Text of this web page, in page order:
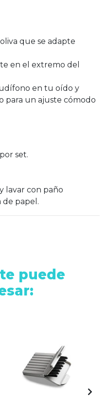
que se adapte
en el extremo del
en tu oído y
para un ajuste cómodo
set.
lavar con paño
de papel.
puede